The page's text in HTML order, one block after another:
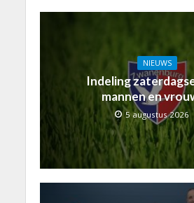
NIEUWS
Indeling
mannen en
5 augustus 2026